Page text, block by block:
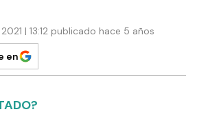
| 13:12 publicado hace 5 años
en